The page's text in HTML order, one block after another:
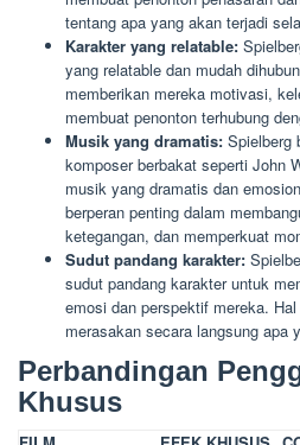
tentang apa yang akan terjadi
Karakter yang relatable:
yang relatable dan mudah
memberikan mereka motivasi,
membuat penonton terhubung
Musik yang dramatis: Spielberg
komposer berbakat seperti John
musik yang dramatis dan
berperan penting dalam
ketegangan, dan memperkuat
Sudut pandang karakter:
sudut pandang karakter untuk
emosi dan perspektif mereka.
merasakan secara langsung apa
Perbandingan
Khusus